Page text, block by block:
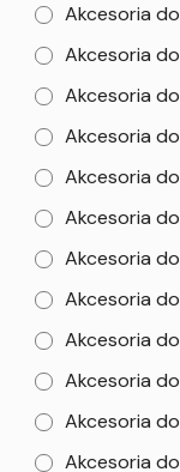
Akcesoria
Akcesoria
Akcesoria
Akcesoria
Akcesoria
Akcesoria
Akcesoria
Akcesoria
Akcesoria
Akcesoria
Akcesoria
Akcesoria